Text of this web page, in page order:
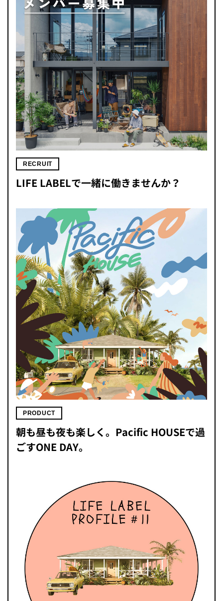
RECRUIT
LIFE LABELで一緒に働きませんか？
PRODUCT
朝も昼も夜も楽しく。Pacific HOUSEで過
ごすONE DAY。